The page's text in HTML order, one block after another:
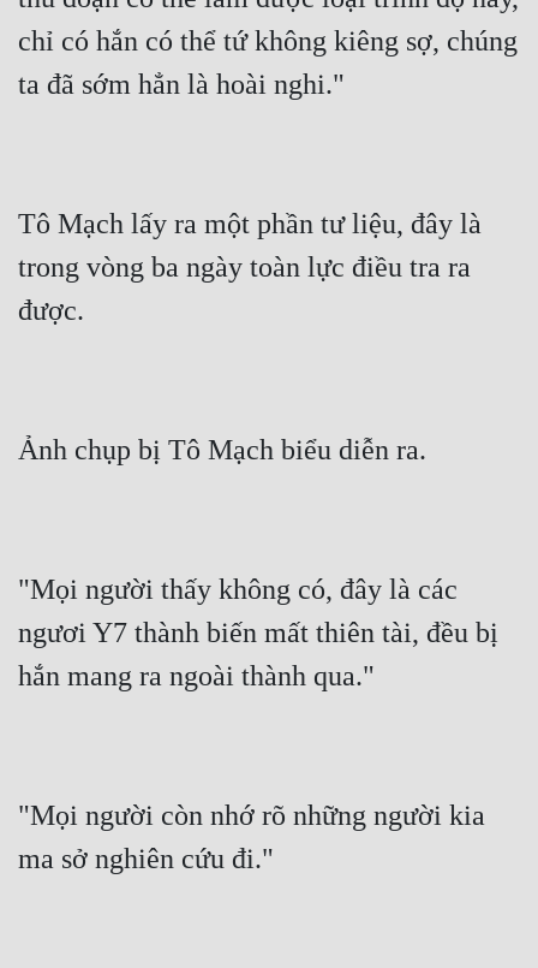
Đẹp
Đẹp Hiệp
Cơ Trí
Sát Phạt Quyết Đoán
Vô Sỉ
chỉ có hắn có thể tứ không kiêng sợ, chúng
ta đã sớm hẳn là hoài nghi."
Tô Mạch lấy ra một phần tư liệu, đây là
trong vòng ba ngày toàn lực điều tra ra
được.
Ảnh chụp bị Tô Mạch biểu diễn ra.
"Mọi người thấy không có, đây là các
ngươi Y7 thành biến mất thiên tài, đều bị
hắn mang ra ngoài thành qua."
"Mọi người còn nhớ rõ những người kia
ma sở nghiên cứu đi."